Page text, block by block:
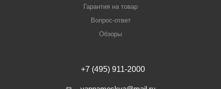
Гарантия на товар
Вопрос-ответ
Обзоры
+7 (495) 911-2000